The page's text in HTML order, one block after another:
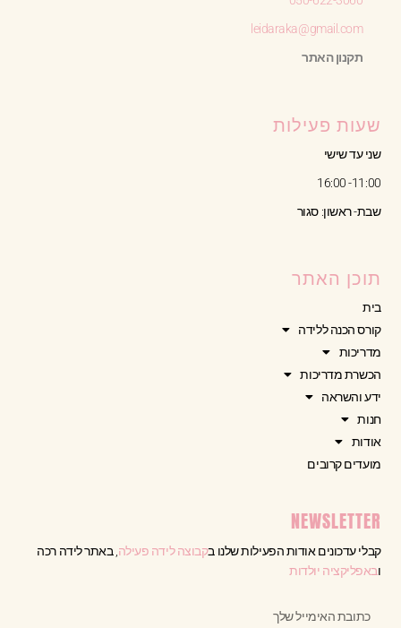
leidaraka@gmail.com
תקנון האתר
שעות פעילות
שני עד שישי
11:00- 16:00
שבת- ראשון: סגור
תוכן האתר
בית
קורס הכנה ללידה
מדריכות
הכשרת מדריכות
ידע והשראה
חנות
אודות
מועדים קרובים
NEWSLETTER
קבלי עדכונים אודות הפעילות שלנו בקבוצה לידה פעילה, באתר לידה רכה
ובאפליקציה יולדות